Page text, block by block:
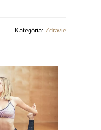
Kategória: Zdravie